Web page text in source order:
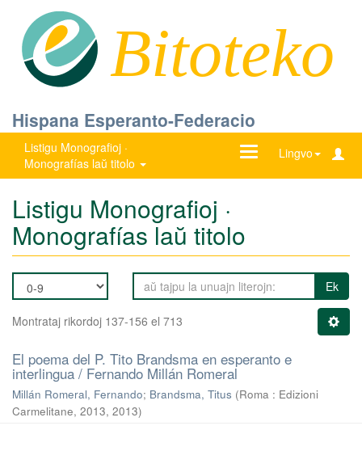
Bitoteko
Hispana Esperanto-Federacio
Listigu Monografioj ·
Monografías laŭ titolo
Lingvo
Ŝanĝu
Listigu Monografioj ·
Monografías laŭ titolo
Ek
Montrataj rikordoj 137-156 el 713
El poema del P. Tito Brandsma en esperanto e
interlingua / Fernando Millán Romeral
Millán Romeral, Fernando; Brandsma, Titus (Roma : Edizioni
Carmelitane, 2013, 2013)